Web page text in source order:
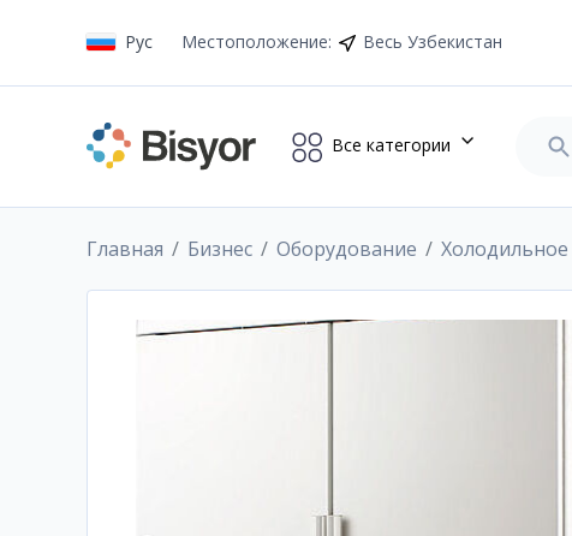
Рус Местоположение: Весь Узбекистан
Все категории
Главная Бизнес Оборудование